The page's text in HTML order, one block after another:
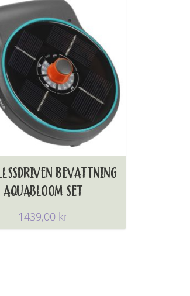
BEVATTNING
AQUABLOOM SET
1439,00 kr